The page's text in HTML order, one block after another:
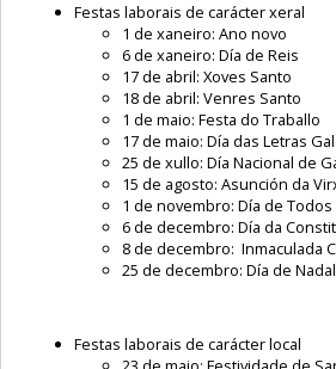
Festas laborais de carácter xeral
1 de xaneiro: Ano novo
6 de xaneiro: Día de Reis
17 de abril: Xoves Santo
18 de abril: Venres Santo
1 de maio: Festa do Traballo
17 de maio: Día das Letras
25 de xullo: Día Nacional de
15 de agosto: Asunción da
1 de novembro: Día de
6 de decembro: Día da
8 de decembro: Inmaculada
25 de decembro: Día de Nadal
Festas laborais de carácter local